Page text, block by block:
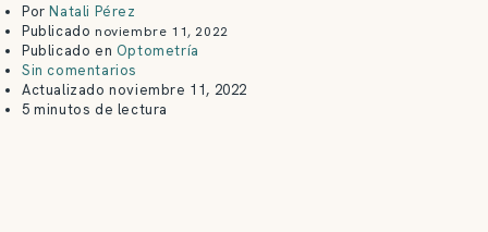
PorNatali Pérez
Publicado noviembre 11, 2022
Publicado en Optometría
Sin comentarios
Actualizadonoviembre 11, 2022
5 minutos de lectura